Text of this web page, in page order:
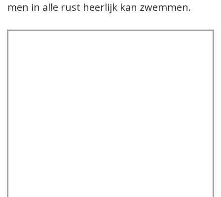
men in alle rust heerlijk kan zwemmen.